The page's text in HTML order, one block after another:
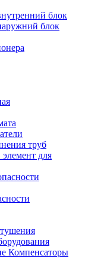
блок
блок
труб
для
Компенсаторы